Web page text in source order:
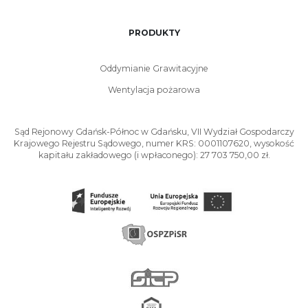
alarmy pożarowe czy systemy automatycznego gaszenia. Taka
PRODUKTY
Oddymianie Grawitacyjne
Wentylacja pożarowa
Sąd Rejonowy Gdańsk-Północ w Gdańsku, VII Wydział Gospodarczy
Krajowego Rejestru Sądowego, numer KRS: 0001107620, wysokość
kapitału zakładowego (i wpłaconego): 27 703 750,00 zł.